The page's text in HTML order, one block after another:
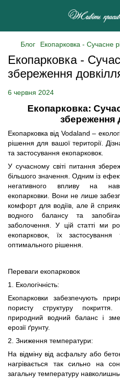
Блог Екопарковка - Сучасне
Екопарковка -
збереження
6 червня 2024
Екопарковка:
збереження
Екопарковка від Vodaland –
рішення для вашої території.
та застосування екопарковок.
У сучасному світі питання
більшого значення. Одним із
негативного впливу на
екопарковки. Вони не лише
комфорт для водіїв, але й
водного балансу та
заболочення. У цій статті ми
екопарковок, їх
оптимального рішення.
Переваги екопарковок
1. Екологічність:
Екопарковки забезпечують
пористу структуру
природний водний баланс і
ерозії ґрунту.
2. Зниження температури:
На відміну від асфальту або
нагрівається так сильно на
загальну температуру